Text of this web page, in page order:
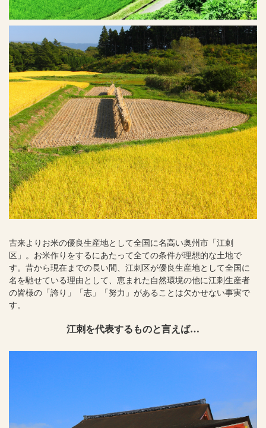
古来よりお米の優良生産地として全国に名高い奥州市「江刺
区」。 お米作りをするにあたって全ての条件が理想的な土地で
す。 昔から現在までの長い間、江刺区が優良生産地として全国に
名を馳せている理由として、恵まれた自然環境の他に江刺生産者
の皆様の「誇り」「志」「努力」があることは欠かせない事実で
す。
江刺を代表するものと言えば…